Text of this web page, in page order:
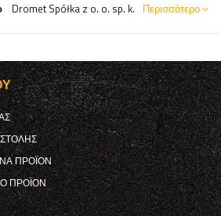
Dromet Spółka z o. o. sp. k. Περισσότερο
ΠΡΟΪΌΝ
ΠΡΟΪΌΝ